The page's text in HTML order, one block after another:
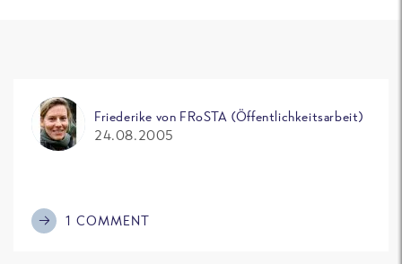
Friederike von FRoSTA (Öffentlichkeitsarbeit)
24.08.2005
1 COMMENT